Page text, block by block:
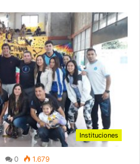
Instituciones
0 1.679